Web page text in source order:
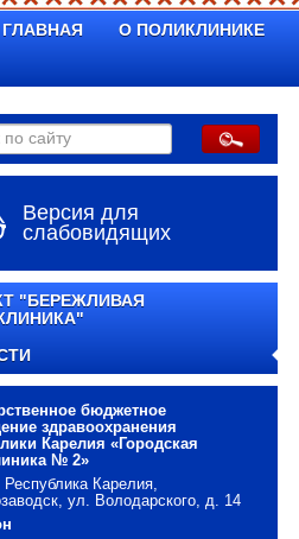
ГЛАВНАЯ О ПОЛИКЛИНИКЕ
Версия для
слабовидящих
"БЕРЕЖЛИВАЯ
бюджетное
здравоохранения
Карелия «Городская
№ 2»
Республика Карелия,
ул. Володарского, д. 14